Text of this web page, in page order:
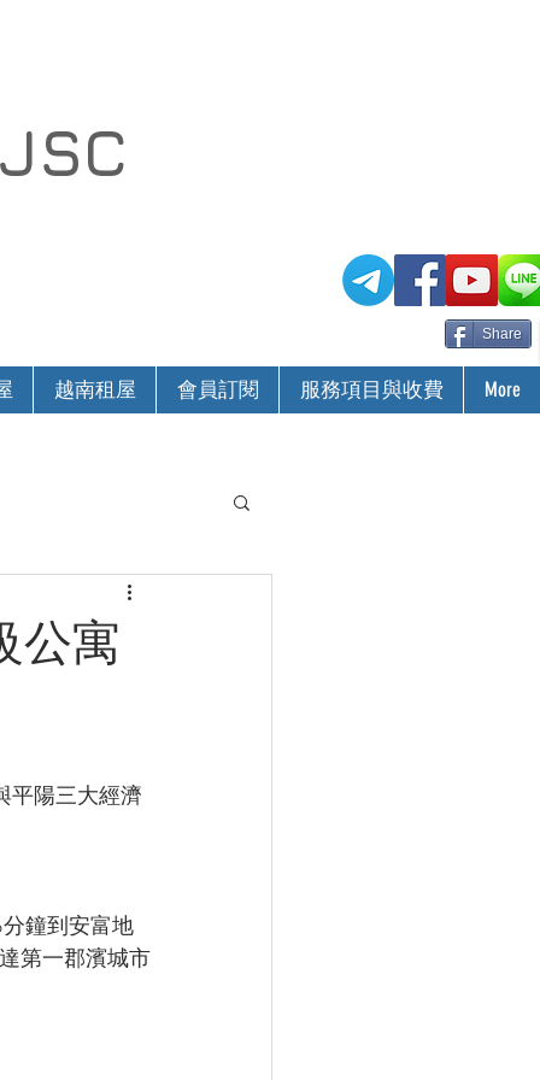
Share
越南租屋 會員訂閱 服務項目與收費 More
公寓
平陽三大經濟
鐘到安富地
第一郡濱城市